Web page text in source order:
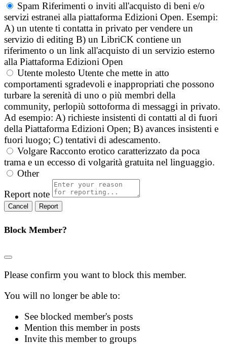
Spam Riferimenti o inviti all'acquisto di beni e/o
servizi estranei alla piattaforma Edizioni Open. Esempi:
A) un utente ti contatta in privato per vendere un
servizio di editing B) un LibriCK contiene un
riferimento o un link all'acquisto di un servizio esterno
alla Piattaforma Edizioni Open
Utente molesto Utente che mette in atto
comportamenti sgradevoli e inappropriati che possono
turbare la serenità di uno o più membri della
community, perlopiù sottoforma di messaggi in privato.
Ad esempio: A) richieste insistenti di contatti al di fuori
della Piattaforma Edizioni Open; B) avances insistenti e
fuori luogo; C) tentativi di adescamento.
Volgare Racconto erotico caratterizzato da poca
trama e un eccesso di volgarità gratuita nel linguaggio.
Other
Report note
Report
Block Member?
Please confirm you want to block this member.
You will no longer be able to:
See blocked member's posts
Mention this member in posts
Invite this member to groups